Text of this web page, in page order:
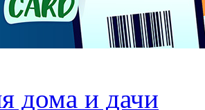
дома и дачи